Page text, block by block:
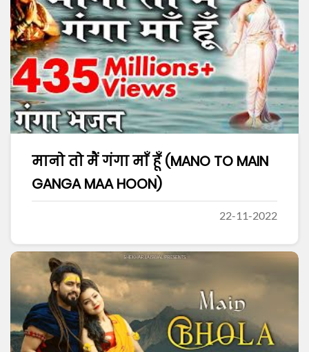
मानो तो मैं गंगा माँ हूँ (MANO TO MAIN
GANGA MAA HOON)
22-11-2022